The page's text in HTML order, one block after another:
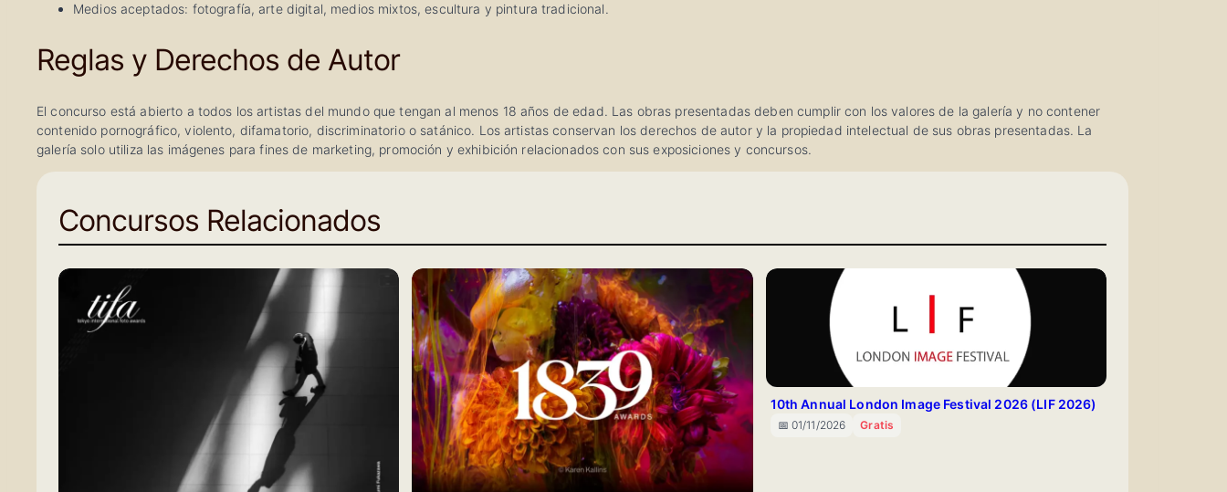
Medios aceptados: fotografía, arte digital, medios mixtos, escultura y pintura tradicional.
Reglas y Derechos de Autor
El concurso está abierto a todos los artistas del mundo que tengan al menos 18 años de edad. Las obras presentadas deben cumplir con los valores de la galería y no contener
contenido pornográfico, violento, difamatorio, discriminatorio o satánico. Los artistas conservan los derechos de autor y la propiedad intelectual de sus obras presentadas. La
galería solo utiliza las imágenes para fines de marketing, promoción y exhibición relacionados con sus exposiciones y concursos.
Concursos Relacionados
10th Annual London Image Festival 2026 (LIF 2026)
📅 01/11/2026 Gratis